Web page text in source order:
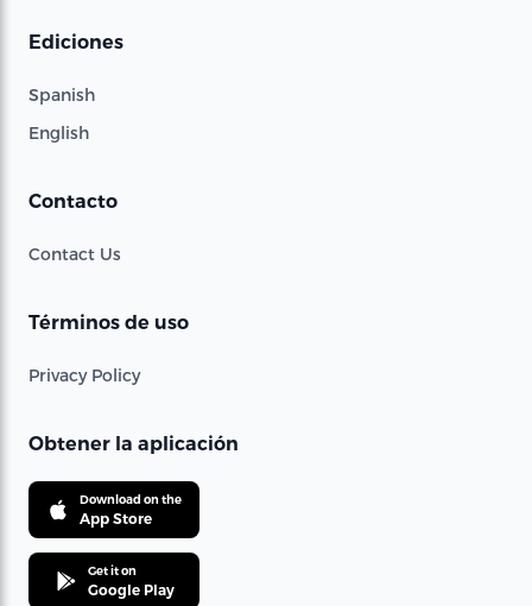
Ediciones
Spanish
English
Contacto
Contact Us
Términos de uso
Privacy Policy
Obtener la aplicación
Download on the
App Store
Get it on
Google Play